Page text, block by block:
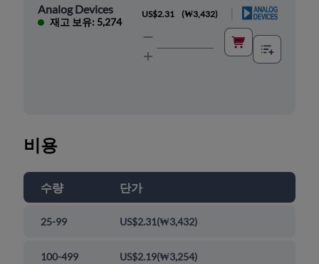
Analog Devices
재고 보유: 5,274
US$2.31 (₩3,432)
비용
수량 단가
25-99 US$2.31(₩3,432)
100-499 US$2.19(₩3,254)